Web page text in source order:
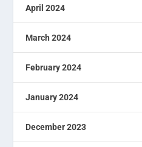
April 2024
March 2024
February 2024
January 2024
December 2023